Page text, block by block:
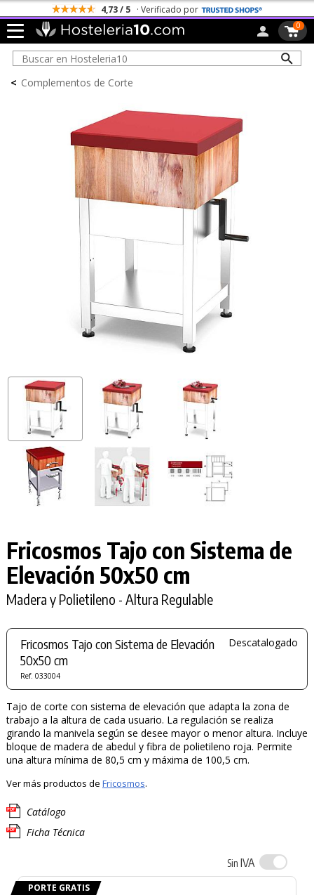
4,73 / 5 · Verificado por
0
< Complementos de Corte
Fricosmos Tajo con Sistema de
Elevación 50x50 cm
Madera y Polietileno - Altura Regulable
Fricosmos Tajo con Sistema de Elevación
50x50 cm
Ref. 033004
Descatalogado
Tajo de corte con sistema de elevación que adapta la zona de
trabajo a la altura de cada usuario. La regulación se realiza
girando la manivela según se desee mayor o menor altura. Incluye
bloque de madera de abedul y fibra de polietileno roja. Permite
una altura mínima de 80,5 cm y máxima de 100,5 cm.
Ver más productos de Fricosmos.
Catálogo
Ficha Técnica
Sin IVA
PORTE GRATIS